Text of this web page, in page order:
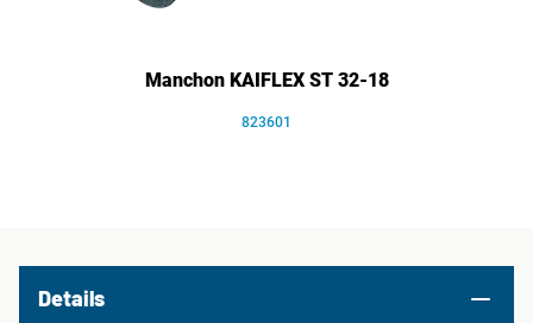
Manchon KAIFLEX ST 32-18
823601
Details